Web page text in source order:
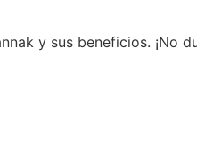
y sus beneficios. ¡No